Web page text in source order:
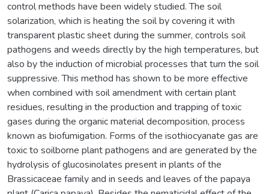
control methods have been widely studied. The soil
solarization, which is heating the soil by covering it with
transparent plastic sheet during the summer, controls soil
pathogens and weeds directly by the high temperatures, but
also by the induction of microbial processes that turn the soil
suppressive. This method has shown to be more effective
when combined with soil amendment with certain plant
residues, resulting in the production and trapping of toxic
gases during the organic material decomposition, process
known as biofumigation. Forms of the isothiocyanate gas are
toxic to soilborne plant pathogens and are generated by the
hydrolysis of glucosinolates present in plants of the
Brassicaceae family and in seeds and leaves of the papaya